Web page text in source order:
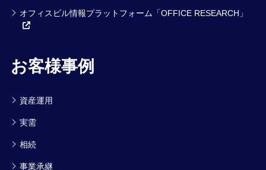
オフィスビル情報プラットフォーム「OFFICE RESEARCH」
お客様事例
資産運用
実需
相続
事業承継